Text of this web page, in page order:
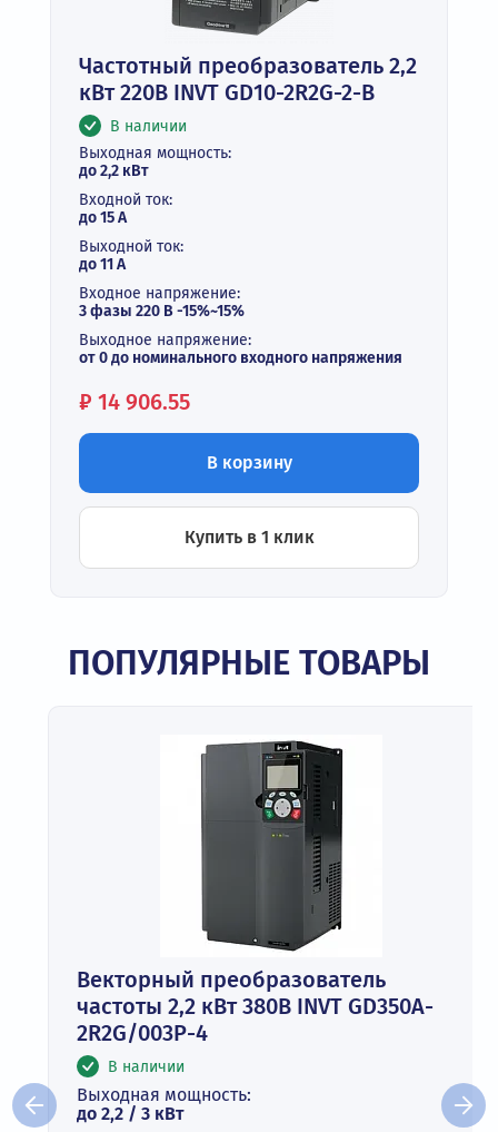
Частотный преобразователь 2,2
кВт 220В INVT GD10-2R2G-2-B
В наличии
Выходная мощность:
до 2,2 кВт
Входной ток:
до 15 А
Выходной ток:
до 11 А
Входное напряжение:
3 фазы 220 В -15%~15%
Выходное напряжение:
от 0 до номинального входного напряжения
Цена:
₽ 14 906.55
В корзину
Купить в 1 клик
ПОПУЛЯРНЫЕ ТОВАРЫ
Векторный преобразователь
частоты 2,2 кВт 380В INVT GD350A-
2R2G/003P-4
В наличии
Выходная мощность:
до 2,2 / 3 кВт